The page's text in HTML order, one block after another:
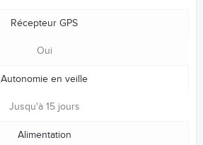
Récepteur GPS
Oui
Autonomie en veille
Jusqu'à 15 jours
Alimentation